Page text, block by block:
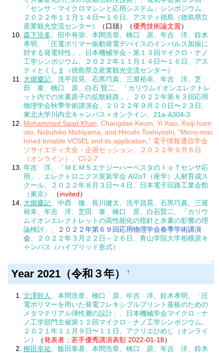
「センサ・マイクロマシンと応用システム」シンポジウム、
２０２２年１１月１４日〜１６日、アスティ徳島（徳島県立
産業観光交流センター）
（口頭）（優秀技術論文賞）
森下浩多、田中有弥、本間浩章、橋口 原、年吉 洋、鈴木
孝明、「圧電ポリマー振動発電デバイスのインパルス加振に
対する発電特性」、日本機械学会・第１３回マイクロ・ナノ
工学シンポジウム、２０２２年１１月１４日〜１６日、アス
ティとくしま（徳島県立産業観光交流センター）
大畑慶記、洗平昌晃、石黒巧真、三屋裕幸、年吉 洋、芝
田 泰、橋口 原、白石 賢二、「カリウムイオンエレクトレ
ット内での水素原子の拡散経路」、２０２２年第８３回応用
物理学会秋季学術講演会、２０２２年９月２０日〜２３日、
東北大学川内北キャンパス＋オンライン、21a-A304-3
Mohammed Saad Khan, Changdae Keum, Yi Xiao, Keiji Isam
oto, Nobuhiko Nishiyama, and Hiroshi Toshiyoshi, "Micro-mac
hined tunable VCSEL and its application," 電子情報通信学会
ソサイエティ大会・企画セッション、２０２２年９月６日
（オンライン）、CI-2-7
年吉 洋、「ＭＥＭＳエナジーハーベスタのＩｏＴセンサ応
用」、エレクトロニクス実装学会 AI2oT（座学）人材育成ス
クール、２０２２年８月３日〜４日、日本電子回路工業会館
（東京）
（invited）
大畑慶記、中西 徹、長川健太、洗平昌晃、石黒巧真、三屋
裕幸、年吉 洋、芝田 泰、橋口 原、白石賢二、「カリウ
ムイオンエレクトレットの高性能化の指針と水素の影響の理
論検討」、
２０２２年第６９回応用物理学会春季学術講演
会、２０２２年３月２２日～２６日、青山学院大学相模原キ
ャンパス（ハイブリッド形式）
↑
Year 2021（令和３年） †
北澤幹人
、本間浩章、橋口 原、年吉 洋、鈴木孝明、「圧
電ポリマーを用いた発電フレキシブルプリント基板のための
メタマテリアル弾性層の設計」、日本機械学会マイクロ・ナ
ノ工学部門主催第１２回マイクロ・ナノ工学シンポジウム、
２０２１年１１月９日〜１１日、アクリエひめじ（オンライ
ン）
（発表者：若手優秀講演表彰 2022-01-18）
柳田幸祐 、飯田泰基、本間浩章、橋口 原、年吉 洋、鈴木